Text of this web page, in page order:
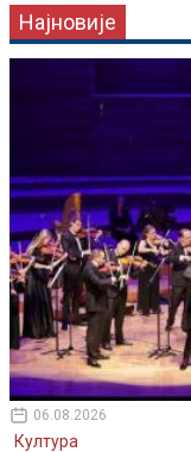
Најновије
06.08.2026
Култура